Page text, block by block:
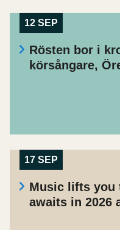
12 SEP
Rösten bor i
körsångare,
17 SEP
Music lifts you
awaits in 2026